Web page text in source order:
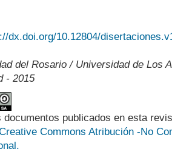
dx.doi.org/10.12804/
del Rosario / Universidad de Los
- 2015
documentos publicados en esta
Commons Atribución -No